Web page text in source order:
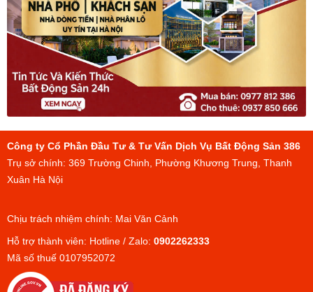
Công ty Cổ Phần Đầu Tư & Tư Vấn Dịch Vụ Bất Động Sản 386
Trụ sở chính: 369 Trường Chinh, Phường Khương Trung, Thanh
Xuân Hà Nội
Chịu trách nhiệm chính: Mai Văn Cảnh
Hỗ trợ thành viên: Hotline / Zalo: 0902262333
Mã số thuế 0107952072